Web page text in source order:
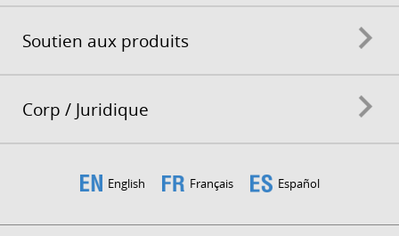
Soutien aux produits
Corp / Juridique
English Français Español